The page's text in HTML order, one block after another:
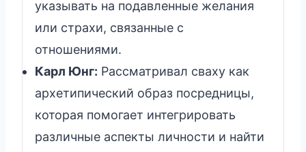
указывать на подавленные желания
или страхи, связанные с
отношениями.
Карл Юнг: Рассматривал сваху как
архетипический образ посредницы,
которая помогает интегрировать
различные аспекты личности и найти